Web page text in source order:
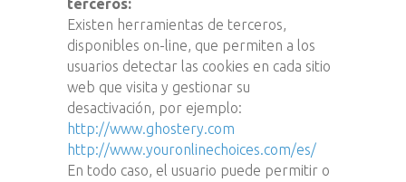
terceros:
Existen herramientas de terceros,
disponibles on-line, que permiten a los
usuarios detectar las cookies en cada sitio
web que visita y gestionar su
desactivación, por ejemplo:
http://www.ghostery.com
http://www.youronlinechoices.com/es/
En todo caso, el usuario puede permitir o